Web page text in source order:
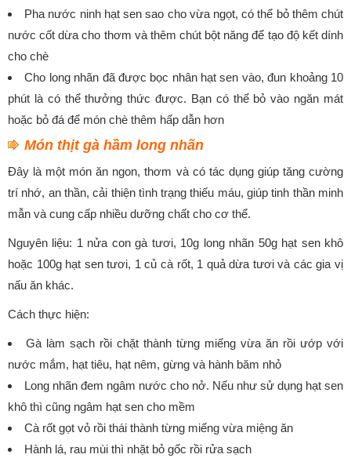
Pha nước ninh hạt sen sao cho vừa ngọt, có thể bỏ thêm chút
nước cốt dừa cho thơm và thêm chút bột năng để tạo độ kết dính
cho chè
Cho long nhãn đã được bọc nhân hạt sen vào, đun khoảng 10
phút là có thể thưởng thức được. Bạn có thể bỏ vào ngăn mát
hoặc bỏ đá để món chè thêm hấp dẫn hơn
Món thịt gà hầm long nhãn
Đây là một món ăn ngon, thơm và có tác dụng giúp tăng cường
trí nhớ, an thần, cải thiện tình trạng thiếu máu, giúp tinh thần minh
mẫn và cung cấp nhiều dưỡng chất cho cơ thể.
Nguyên liệu: 1 nửa con gà tươi, 10g long nhãn 50g hạt sen khô
hoặc 100g hạt sen tươi, 1 củ cà rốt, 1 quả dừa tươi và các gia vị
nấu ăn khác.
Cách thực hiện:
Gà làm sạch rồi chặt thành từng miếng vừa ăn rồi ướp với
nước mắm, hạt tiêu, hạt nêm, gừng và hành băm nhỏ
Long nhãn đem ngâm nước cho nở. Nếu như sử dụng hạt sen
khô thì cũng ngâm hạt sen cho mềm
Cà rốt gọt vỏ rồi thái thành từng miếng vừa miệng ăn
Hành lá, rau mùi thì nhặt bỏ gốc rồi rửa sạch